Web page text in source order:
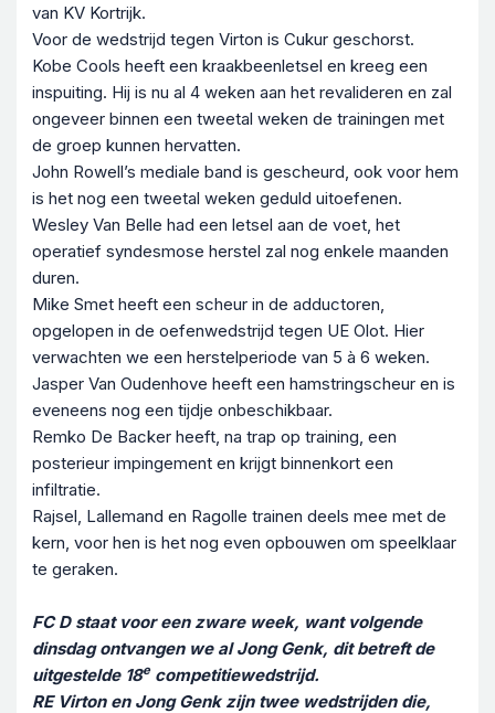
van KV Kortrijk.
Voor de wedstrijd tegen Virton is Cukur geschorst.
Kobe Cools heeft een kraakbeenletsel en kreeg een
inspuiting. Hij is nu al 4 weken aan het revalideren en zal
ongeveer binnen een tweetal weken de trainingen met
de groep kunnen hervatten.
John Rowell’s mediale band is gescheurd, ook voor hem
is het nog een tweetal weken geduld uitoefenen.
Wesley Van Belle had een letsel aan de voet, het
operatief syndesmose herstel zal nog enkele maanden
duren.
Mike Smet heeft een scheur in de adductoren,
opgelopen in de oefenwedstrijd tegen UE Olot. Hier
verwachten we een herstelperiode van 5 à 6 weken.
Jasper Van Oudenhove heeft een hamstringscheur en is
eveneens nog een tijdje onbeschikbaar.
Remko De Backer heeft, na trap op training, een
posterieur impingement en krijgt binnenkort een
infiltratie.
Rajsel, Lallemand en Ragolle trainen deels mee met de
kern, voor hen is het nog even opbouwen om speelklaar
te geraken.
FC D staat voor een zware week, want volgende
dinsdag ontvangen we al Jong Genk, dit betreft de
uitgestelde 18ecompetitiewedstrijd.
RE Virton en Jong Genk zijn twee wedstrijden die,